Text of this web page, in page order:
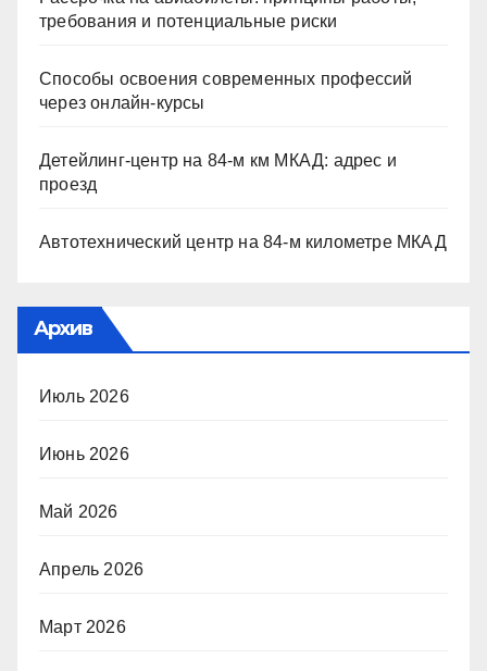
требования и потенциальные риски
Способы освоения современных профессий
через онлайн-курсы
Детейлинг-центр на 84-м км МКАД: адрес и
проезд
Автотехнический центр на 84-м километре МКАД
Архив
Июль 2026
Июнь 2026
Май 2026
Апрель 2026
Март 2026